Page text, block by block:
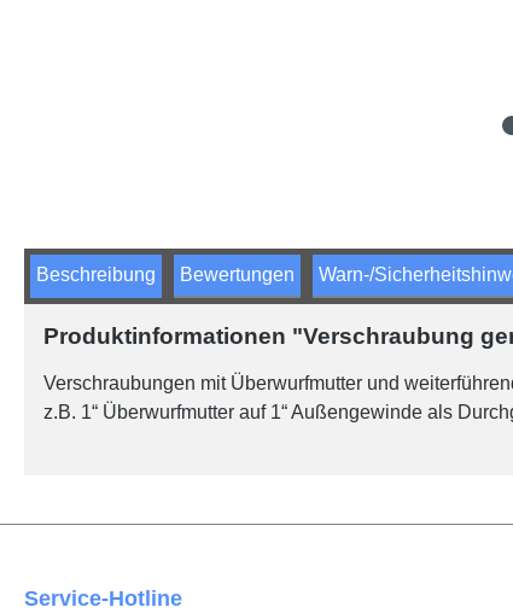
Beschreibung Bewertungen Warn-/
Produktinformationen "Verschraubung
Verschraubungen mit Überwurfmutter und
z.B. 1“ Überwurfmutter auf 1“ Außengewinde als
Service-Hotline